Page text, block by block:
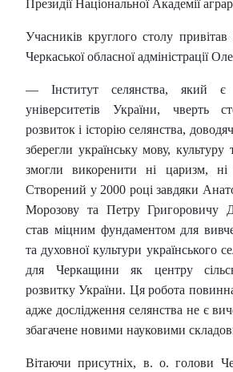
Президії Національної Академії
Учасників круглого столу
Черкаської обласної адміністрації
— Інститут селянства, який є
університетів України, чверть
розвиток і історію селянства,
зберегли українську мову, культуру
змогли викоренити ні царизм, ні
Створений у 2000 році завдяки
Морозову та Петру Григоровичу
став міцним фундаментом для
та духовної культури українського
для Черкащини як центру
розвитку України. Ця робота
адже дослідження селянства не є
збагачене новими науковими
Вітаючи присутніх, в. о. голови